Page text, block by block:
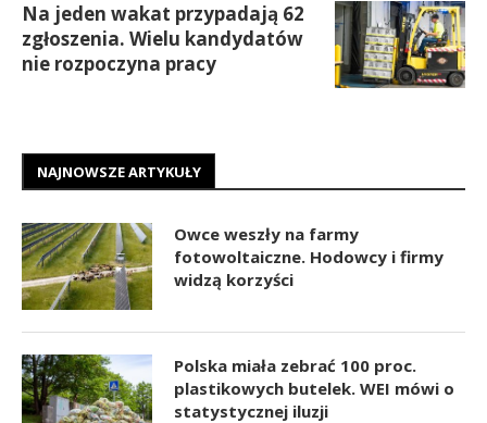
Na jeden wakat przypadają 62
zgłoszenia. Wielu kandydatów
nie rozpoczyna pracy
NAJNOWSZE ARTYKUŁY
Owce weszły na farmy
fotowoltaiczne. Hodowcy i firmy
widzą korzyści
Polska miała zebrać 100 proc.
plastikowych butelek. WEI mówi o
statystycznej iluzji